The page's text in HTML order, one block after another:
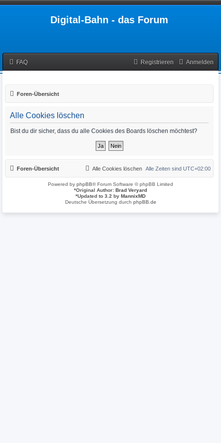
Digital-Bahn - das Forum
FAQ Anmelden
Registrieren
Foren-Übersicht
Alle Cookies löschen
Bist du dir sicher, dass du alle Cookies des Boards löschen möchtest?
Foren-Übersicht Alle Zeiten sind UTC+02:00
Alle Cookies löschen
Powered by phpBB® Forum Software © phpBB Limited
*Original Author: Brad Veryard
*Updated to 3.2 by MannixMD
Deutsche Übersetzung durch phpBB.de